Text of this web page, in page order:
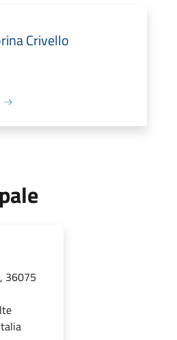
Crivello
36075